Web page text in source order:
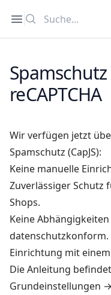
Open sidebar
reCAPTCHA
Wir verfügen jetzt
Spamschutz (CapJS):
Keine manuelle
Zuverlässiger Schutz
Shops.
Keine
datenschutzkonform.
Einrichtung mit
Die Anleitung
Grundeinstellungen →